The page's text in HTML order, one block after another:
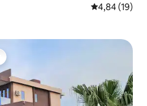
Évaluation
4,84 (19)